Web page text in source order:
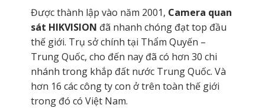
Được thành lập vào năm 2001, Camera quan
sát HIKVISION đã nhanh chóng đạt top đầu
thế giới. Trụ sở chính tại Thẩm Quyến –
Trung Quốc, cho đến nay đã có hơn 30 chi
nhánh trong khắp đất nước Trung Quốc. Và
hơn 16 các công ty con ở trên toàn thế giới
trong đó có Việt Nam.